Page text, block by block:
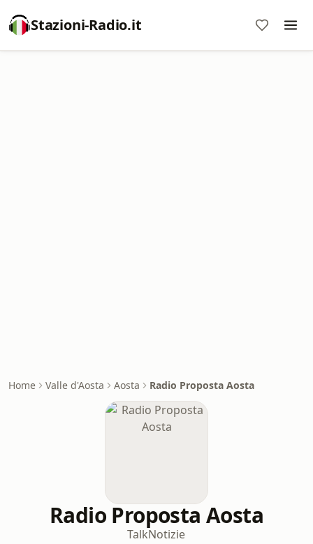
Stazioni-Radio.it
Home Valle d'Aosta Aosta Radio Proposta Aosta
Radio Proposta Aosta
TalkNotizie